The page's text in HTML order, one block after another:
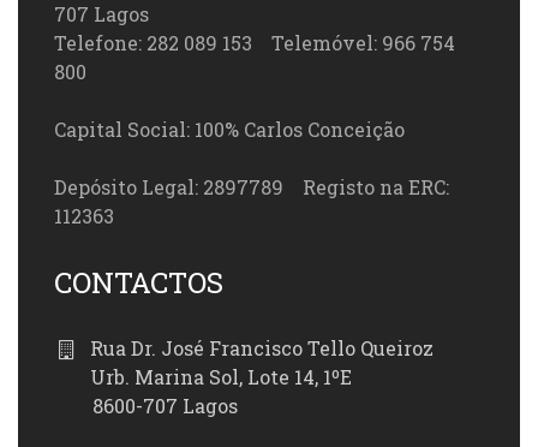
707 Lagos
Telefone: 282 089 153 Telemóvel: 966 754
800
Capital Social: 100% Carlos Conceição
Depósito Legal: 2897789 Registo na ERC:
112363
CONTACTOS
Rua Dr. José Francisco Tello Queiroz
Urb. Marina Sol, Lote 14, 1ºE
8600-707 Lagos